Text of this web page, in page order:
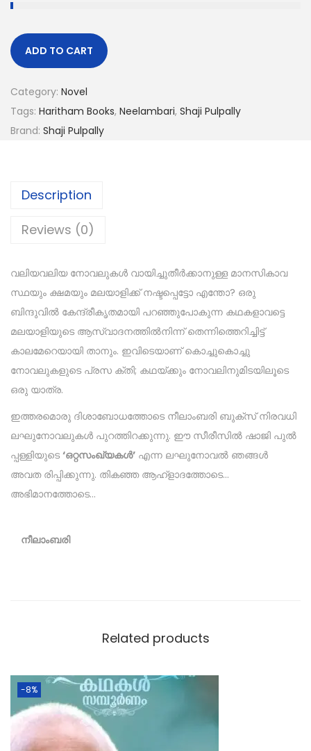
ADD TO CART
Category: Novel
Tags: Haritham Books, Neelambari, Shaji Pulpally
Brand: Shaji Pulpally
Description
Reviews (0)
വലിയവലിയ നോവലുകൾ വായിച്ചുതീർക്കാനുള്ള മാനസികാവ
സ്ഥയും ക്ഷമയും മലയാളിക്ക് നഷ്ടപ്പെട്ടോ എന്തോ? ഒരു
ബിന്ദുവിൽ കേന്ദ്രീകൃതമായി പറഞ്ഞുപോകുന്ന കഥകളാവട്ടെ
മലയാളിയുടെ ആസ്വാദനത്തിൽനിന്ന് തെന്നിത്തെറിച്ചിട്ട്
കാലമേറെയായി താനും. ഇവിടെയാണ് കൊച്ചുകൊച്ചു
നോവലുകളുടെ പ്രസ ക്തി; കഥയ്ക്കും നോവലിനുമിടയിലൂടെ
ഒരു യാത്ര.
ഇത്തരമൊരു ദിശാബോധത്തോടെ നീലാംബരി ബുക്‌സ് നിരവധി
ലഘുനോവലുകൾ പുറത്തിറക്കുന്നു. ഈ സീരീസിൽ ഷാജി പുൽ
പ്പള്ളിയുടെ ‘ഒറ്റസംഖ്യകൾ’ എന്ന ലഘുനോവൽ ഞങ്ങൾ
അവത രിപ്പിക്കുന്നു. തികഞ്ഞ ആഹ്ളാദത്തോടെ…
അഭിമാനത്തോടെ…
നീലാംബരി
Related products
-8%